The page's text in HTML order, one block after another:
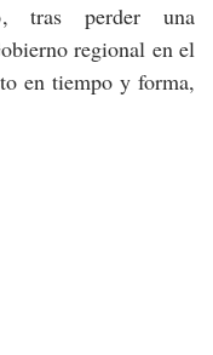
tras perder una
regional en el
en tiempo y forma,